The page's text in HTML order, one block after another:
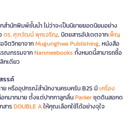
สำนักพิมพ์ชั้นนำ ไม่ว่าจะเป็นนิยายยอดนิยมอย่าง
ดร. ศุภวัฒน์ พุกเจริญ, นิตยสารอัปเดตจากเพ็ญ
จิตวิทยาจากMugunghwa Publishing, หนังสือ
รณกรรมจากNanmeebooks ทั้งหมดนี้สามารถซื้อ
กเดียว
รรค์
ย หรืออุปกรณ์สำนักงานครบครัน B2S มีเครื่อง
อกมากมาย ตั้งแต่ปากกาลูกลื่นParkerชุดดินสอกด
สารDOUBLE Aให้คุณเลือกใช้ได้อย่างจุใจ